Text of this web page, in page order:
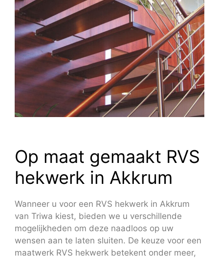
Op maat gemaakt RVS
hekwerk in Akkrum
Wanneer u voor een RVS hekwerk in Akkrum
van Triwa kiest, bieden we u verschillende
mogelijkheden om deze naadloos op uw
wensen aan te laten sluiten. De keuze voor een
maatwerk RVS hekwerk betekent onder meer,